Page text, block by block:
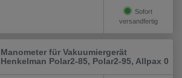
Sofort
versandfertig
Manometer für Vakuumiergerät
Henkelman Polar2-85, Polar2-95, Allpax 0